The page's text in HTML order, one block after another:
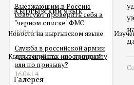
Кыргызский язык
Новости на кыргызском языке
Кыргызский как иностранный
Галерея
Выезжающим в Россию
советуют проверить себя в
"черном списке" ФМС
03.06.14
Служба в российской армии
для мигранта – по контракту
или по призыву?
16.04.14